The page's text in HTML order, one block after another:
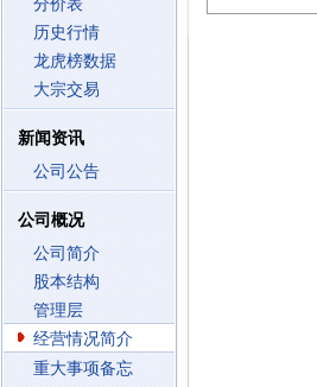
分价表
历史行情
龙虎榜数据
大宗交易
新闻资讯
公司公告
公司概况
公司简介
股本结构
管理层
经营情况简介
重大事项备忘